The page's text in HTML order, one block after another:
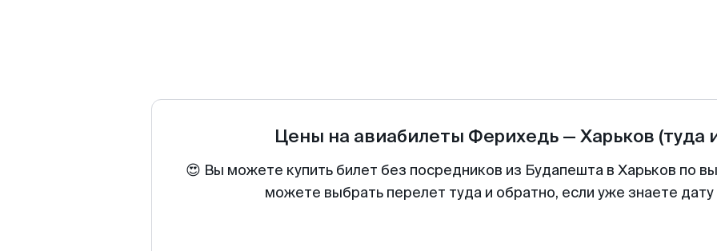
Цены на авиабилеты Ферихедь— Харьков (туда
😍 Вы можете купить билет без посредников из Будапешта в Харьков по
можете выбрать перелет туда и обратно, если уже знаете